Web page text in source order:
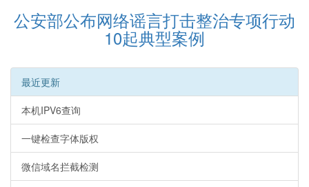
公安部公布网络谣言打击整治专项行动
10起典型案例
最近更新
本机IPV6查询
一键检查字体版权
微信域名拦截检测